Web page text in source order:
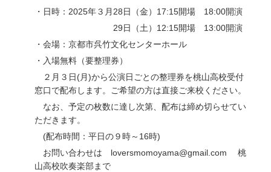
・日時：2025年３月28日（金）17:15開場 18:00開演
29日（土）12:15開場 13:00開演
・会場：京都市呉竹文化センターホール
・入場無料（要整理券）
２月３日(月)から公演日ごとの整理券を桃山高校受付
窓口で配布します。ご希望の方は直接ご来校ください。
なお、予定の枚数に達し次第、配布は締め切らせてい
ただきます。
(配布時間：平日の９時～16時)
お問い合わせは loversmomoyama@gmail.com 桃
山高校吹奏楽部まで